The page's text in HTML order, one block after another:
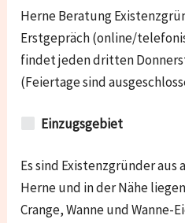
Herne Beratung
Erstgepräch (online/
findet jeden dritten
(Feiertage sind
Einzugsgebiet
Es sind Existenzgründer
Herne und in der Nähe
Crange, Wanne und Wanne-